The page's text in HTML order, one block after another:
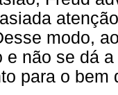
modo,
e não se dá
para o bem